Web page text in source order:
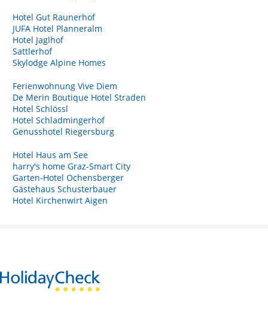
Hotel Gut Raunerhof
JUFA Hotel Planneralm
Hotel Jaglhof
Sattlerhof
Skylodge Alpine Homes
Ferienwohnung Vive Diem
De Merin Boutique Hotel Straden
Hotel Schlössl
Hotel Schladmingerhof
Genusshotel Riegersburg
Hotel Haus am See
harry's home Graz-Smart City
Garten-Hotel Ochensberger
Gästehaus Schusterbauer
Hotel Kirchenwirt Aigen